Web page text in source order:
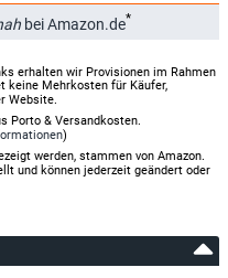
bei Amazon.de*
erhalten wir Provisionen im Rahmen
keine Mehrkosten für Käufer,
Website.
Porto & Versandkosten.
)
werden, stammen von Amazon.
und können jederzeit geändert oder